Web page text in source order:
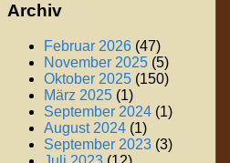
Archiv
Februar 2026 (47)
November 2025 (5)
Oktober 2025 (150)
März 2025 (1)
September 2024 (1)
August 2024 (1)
September 2023 (3)